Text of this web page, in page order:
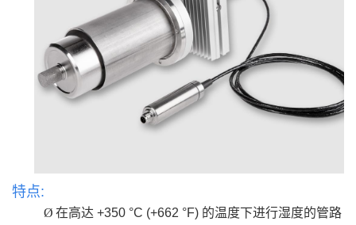
特点:
Ø 在高达 +350 °C (+662 °F) 的温度下进行湿度的管路